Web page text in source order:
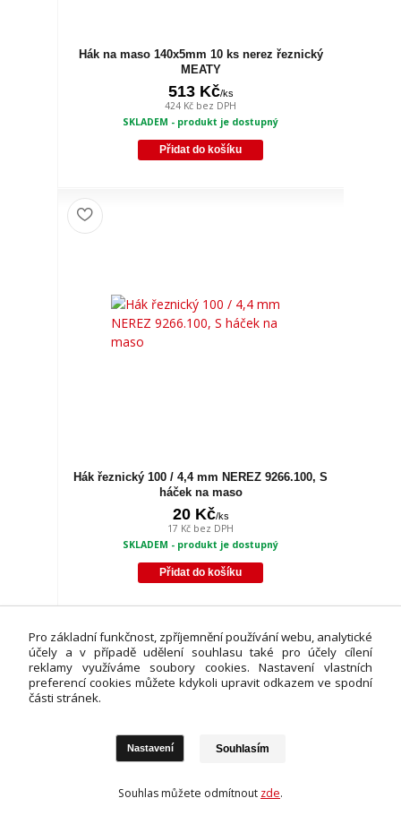
Hák na maso 140x5mm 10 ks nerez řeznický
MEATY
513 Kč/ks
424 Kč bez DPH
SKLADEM - produkt je dostupný
Přidat do košíku
Hák řeznický 100 / 4,4 mm NEREZ 9266.100, S
háček na maso
20 Kč/ks
17 Kč bez DPH
SKLADEM - produkt je dostupný
Přidat do košíku
Pro základní funkčnost, zpříjemnění používání webu, analytické
účely a v případě udělení souhlasu také pro účely cílení
reklamy využíváme soubory cookies. Nastavení vlastních
preferencí cookies můžete kdykoli upravit odkazem ve spodní
části stránek.
Nastavení Souhlasím
Souhlas můžete odmítnout zde.